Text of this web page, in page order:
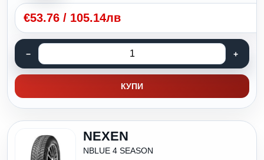
€53.76 / 105.14лв
КУПИ
NEXEN
NBLUE 4 SEASON